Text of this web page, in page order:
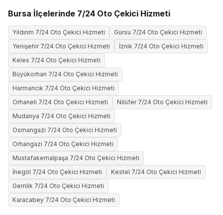
Bursa İlçelerinde 7/24 Oto Çekici Hizmeti
Yıldırım 7/24 Oto Çekici Hizmeti
Gürsu 7/24 Oto Çekici Hizmeti
Yenişehir 7/24 Oto Çekici Hizmeti
İznik 7/24 Oto Çekici Hizmeti
Keles 7/24 Oto Çekici Hizmeti
Büyükorhan 7/24 Oto Çekici Hizmeti
Harmancık 7/24 Oto Çekici Hizmeti
Orhaneli 7/24 Oto Çekici Hizmeti
Nilüfer 7/24 Oto Çekici Hizmeti
Mudanya 7/24 Oto Çekici Hizmeti
Osmangazi 7/24 Oto Çekici Hizmeti
Orhangazi 7/24 Oto Çekici Hizmeti
Mustafakemalpaşa 7/24 Oto Çekici Hizmeti
İnegöl 7/24 Oto Çekici Hizmeti
Kestel 7/24 Oto Çekici Hizmeti
Gemlik 7/24 Oto Çekici Hizmeti
Karacabey 7/24 Oto Çekici Hizmeti